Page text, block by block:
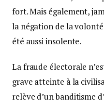
fort. Mais également,
la négation de la
été aussi insolente.
La fraude électorale
grave atteinte à la
relève d’un banditisme